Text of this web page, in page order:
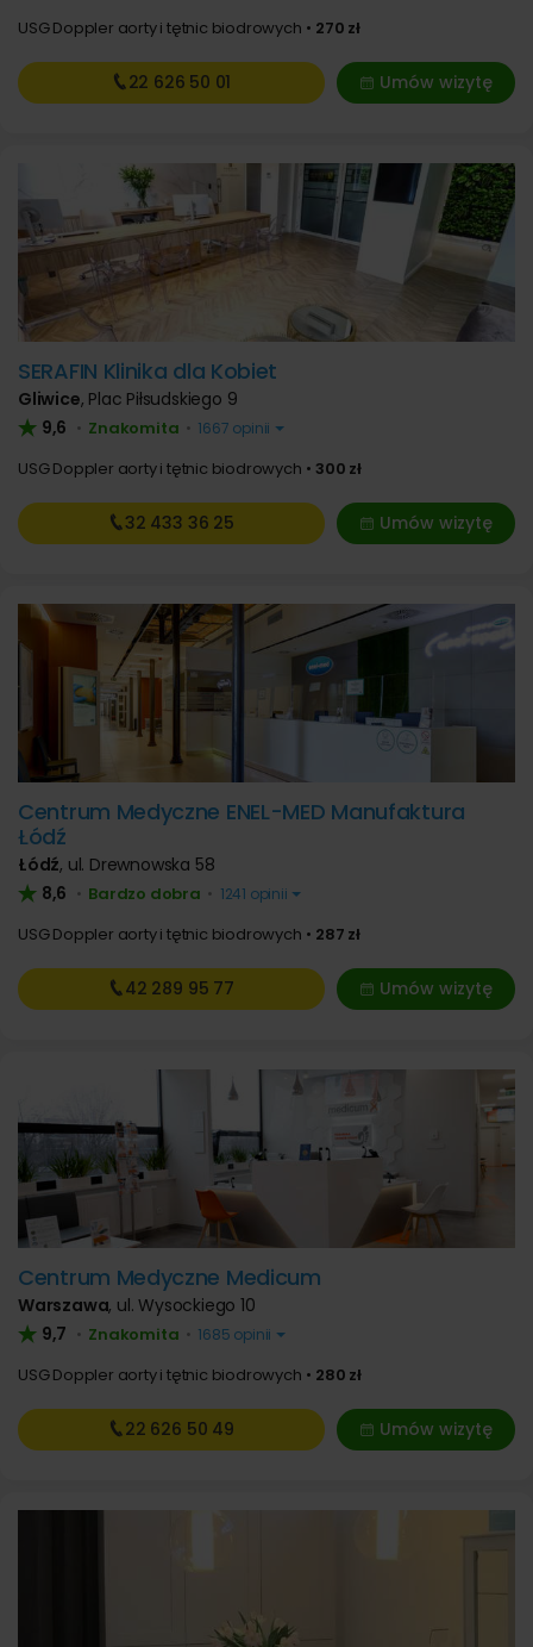
USG Doppler aorty i tętnic biodrowych 270 zł
Umów wizytę
22 626 50 01
SERAFIN Klinika dla Kobiet
Gliwice, Plac Piłsudskiego 9
9,6 • Znakomita • 1667 opinii
USG Doppler aorty i tętnic biodrowych 300 zł
Umów wizytę
32 433 36 25
Centrum Medyczne ENEL-MED Manufaktura
Łódź
Łódź, ul. Drewnowska 58
8,6 • Bardzo dobra • 1241 opinii
USG Doppler aorty i tętnic biodrowych 287 zł
Umów wizytę
42 289 95 77
Centrum Medyczne Medicum
Warszawa, ul. Wysockiego 10
9,7 • Znakomita • 1685 opinii
USG Doppler aorty i tętnic biodrowych 280 zł
Umów wizytę
22 626 50 49